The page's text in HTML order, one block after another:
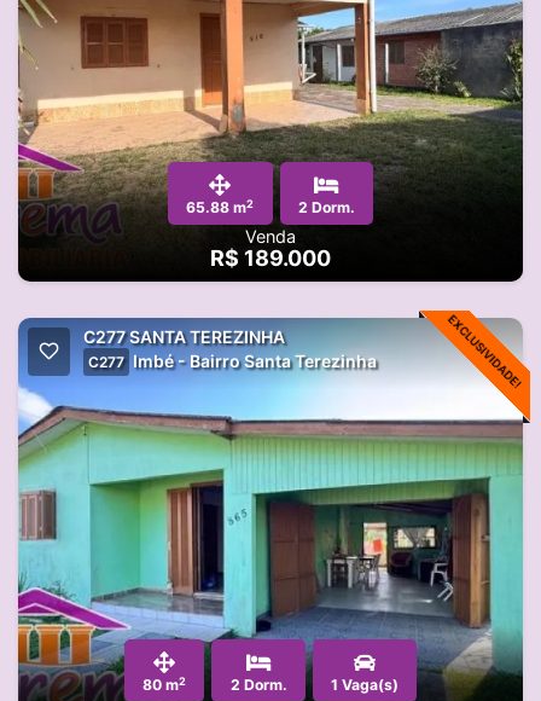
65.88 m2 2 Dorm.
Venda
R$ 189.000
EXCLUSIVIDADE!
C277 SANTA TEREZINHA
C277 Imbé - Bairro Santa Terezinha
80 m2 2 Dorm. 1 Vaga(s)